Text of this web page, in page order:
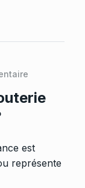
est
représente